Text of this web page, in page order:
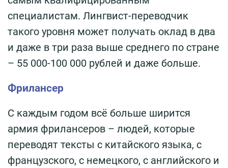
специалистам. Лингвист-переводчик
такого уровня может получать оклад в два
и даже в три раза выше среднего по стране
– 55 000-100 000 рублей и даже больше.
Фрилансер
С каждым годом всё больше ширится
армия фрилансеров – людей, которые
переводят тексты с китайского языка, с
французского, с немецкого, с английского и